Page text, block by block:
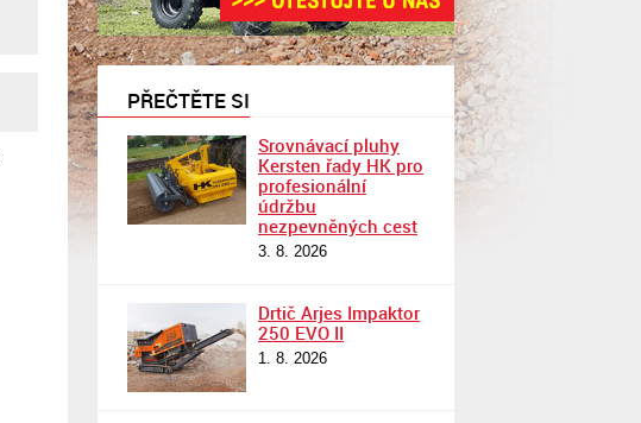
PŘEČTĚTE SI
Srovnávací pluhy
Kersten řady HK pro
profesionální
údržbu
nezpevněných cest
3. 8. 2026
Drtič Arjes Impaktor
250 EVO II
1. 8. 2026